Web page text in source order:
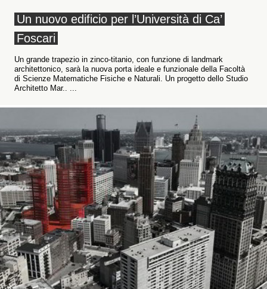
Un nuovo edificio per l’Università di Ca’
Foscari
Un grande trapezio in zinco-titanio, con funzione di landmark
architettonico, sarà la nuova porta ideale e funzionale della Facoltà
di Scienze Matematiche Fisiche e Naturali. Un progetto dello Studio
Architetto Mar.. ...